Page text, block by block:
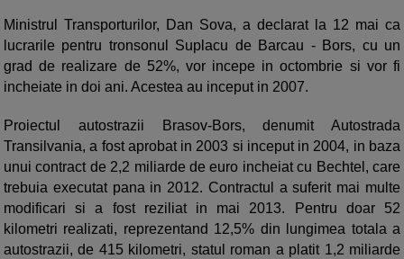
Ministrul Transporturilor, Dan Sova, a declarat la 12 mai ca
lucrarile pentru tronsonul Suplacu de Barcau - Bors, cu un
grad de realizare de 52%, vor incepe in octombrie si vor fi
incheiate in doi ani. Acestea au inceput in 2007.
Proiectul autostrazii Brasov-Bors, denumit Autostrada
Transilvania, a fost aprobat in 2003 si inceput in 2004, in baza
unui contract de 2,2 miliarde de euro incheiat cu Bechtel, care
trebuia executat pana in 2012. Contractul a suferit mai multe
modificari si a fost reziliat in mai 2013. Pentru doar 52
kilometri realizati, reprezentand 12,5% din lungimea totala a
autostrazii, de 415 kilometri, statul roman a platit 1,2 miliarde